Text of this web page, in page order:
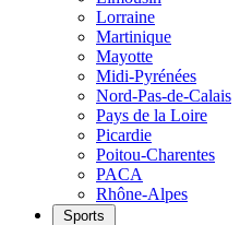
Lorraine
Martinique
Mayotte
Midi-Pyrénées
Nord-Pas-de-Calais
Pays de la Loire
Picardie
Poitou-Charentes
PACA
Rhône-Alpes
Sports